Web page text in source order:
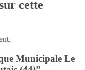
cette
Municipale Le